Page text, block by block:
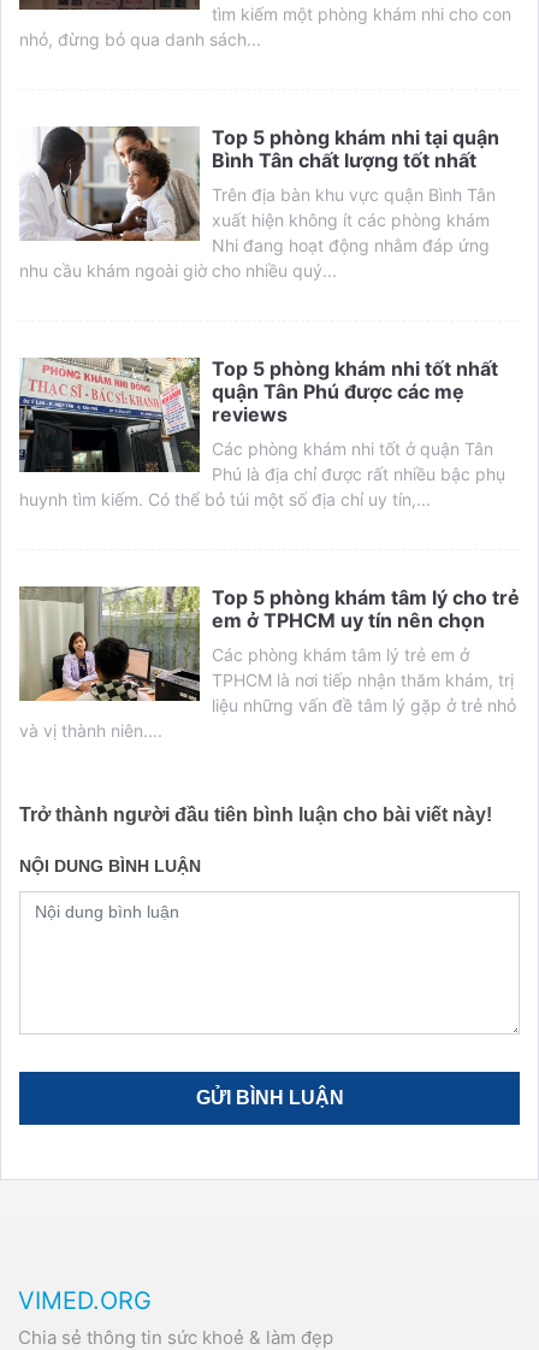
tìm kiếm một phòng khám nhi cho con
nhỏ, đừng bỏ qua danh sách...
Top 5 phòng khám nhi tại quận
Bình Tân chất lượng tốt nhất
Trên địa bàn khu vực quận Bình Tân
xuất hiện không ít các phòng khám
Nhi đang hoạt động nhằm đáp ứng
nhu cầu khám ngoài giờ cho nhiều quý...
Top 5 phòng khám nhi tốt nhất
quận Tân Phú được các mẹ
reviews
Các phòng khám nhi tốt ở quận Tân
Phú là địa chỉ được rất nhiều bậc phụ
huynh tìm kiếm. Có thể bỏ túi một số địa chỉ uy tín,...
Top 5 phòng khám tâm lý cho trẻ
em ở TPHCM uy tín nên chọn
Các phòng khám tâm lý trẻ em ở
TPHCM là nơi tiếp nhận thăm khám, trị
liệu những vấn đề tâm lý gặp ở trẻ nhỏ
và vị thành niên....
Trở thành người đầu tiên bình luận cho bài viết này!
NỘI DUNG BÌNH LUẬN
VIMED.ORG
Chia sẻ thông tin sức khoẻ & làm đẹp